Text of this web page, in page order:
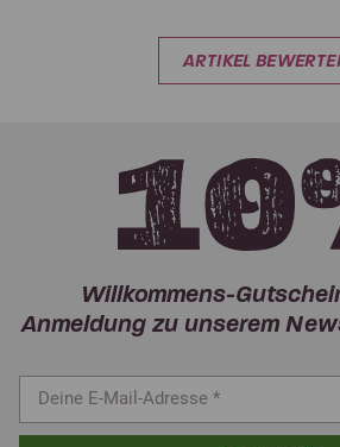
ARTIKEL
Willkommens-
Anmeldung zu unserem